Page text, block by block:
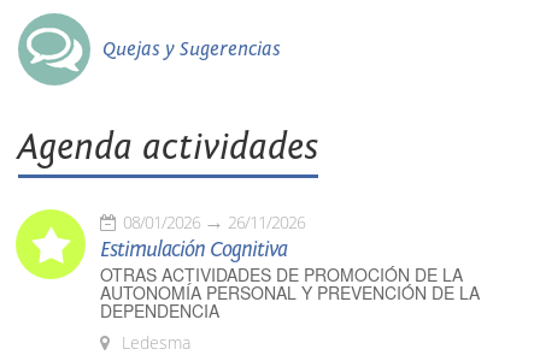
Quejas y Sugerencias
Agenda actividades
08/01/2026 26/11/2026
Estimulación Cognitiva
OTRAS ACTIVIDADES DE PROMOCIÓN DE LA
AUTONOMÍA PERSONAL Y PREVENCIÓN DE LA
DEPENDENCIA
Ledesma